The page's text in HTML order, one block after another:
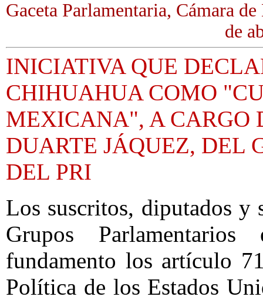
Gaceta Parlamentaria, Cámara
de
INICIATIVA QUE
CHIHUAHUA COMO
MEXICANA", A CARGO
DUARTE JÁQUEZ, DEL
DEL PRI
Los suscritos, diputados y
Grupos
fundamento los artículo
Política de los Estados